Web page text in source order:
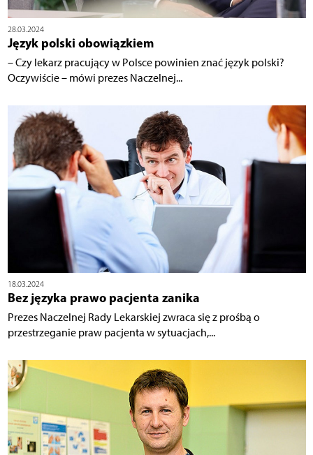
28.03.2024
Język polski obowiązkiem
– Czy lekarz pracujący w Polsce powinien znać język polski?
Oczywiście – mówi prezes Naczelnej...
18.03.2024
Bez języka prawo pacjenta zanika
Prezes Naczelnej Rady Lekarskiej zwraca się z prośbą o
przestrzeganie praw pacjenta w sytuacjach,...